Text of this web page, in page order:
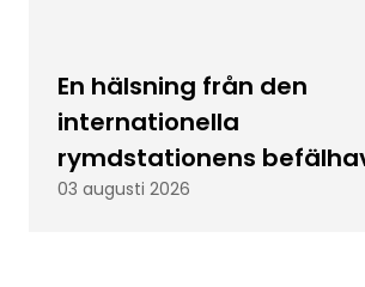
En hälsning från den
internationella
rymdstationens
03 augusti 2026